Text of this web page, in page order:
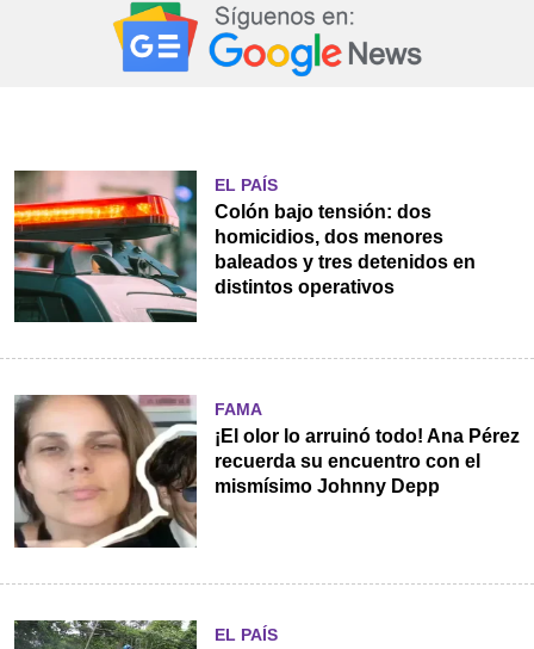
EL PAÍS
Colón bajo tensión: dos
homicidios, dos menores
baleados y tres detenidos en
distintos operativos
FAMA
¡El olor lo arruinó todo! Ana Pérez
recuerda su encuentro con el
mismísimo Johnny Depp
EL PAÍS